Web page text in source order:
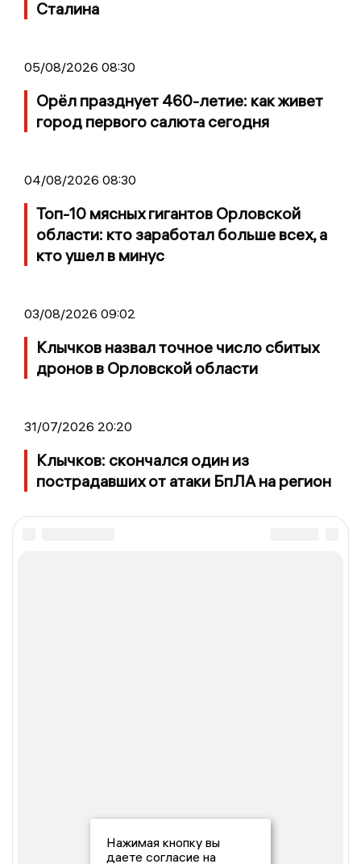
Сталина
05/08/2026 08:30
Орёл празднует 460-летие: как живет
город первого салюта сегодня
04/08/2026 08:30
Топ-10 мясных гигантов Орловской
области: кто заработал больше всех, а
кто ушел в минус
03/08/2026 09:02
Клычков назвал точное число сбитых
дронов в Орловской области
31/07/2026 20:20
Клычков: скончался один из
пострадавших от атаки БпЛА на регион
Нажимая кнопку вы
даете согласие на